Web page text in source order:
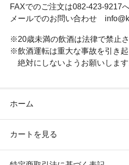
FAXでのご注文は082-423-9217
メールでのお問い合わせ
※20歳未満の飲酒は法律で禁止さ
※飲酒運転は重大な事故を引き起
絶対にしないようお願いします
ホーム
カートを見る